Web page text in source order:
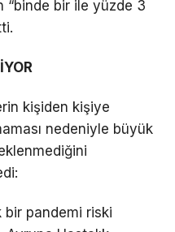
“binde bir ile yüzde 3
kişiden kişiye
nedeniyle büyük
bir pandemi riski